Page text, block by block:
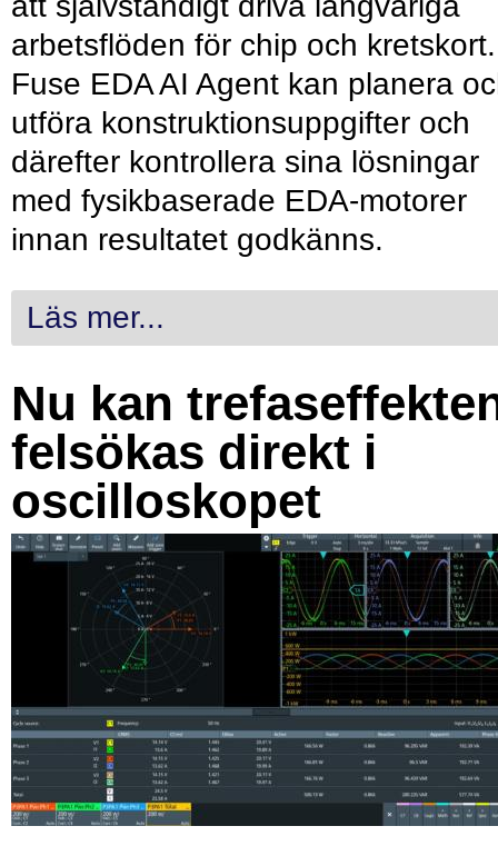
arbetsflöden för chip och kretskort.
Fuse EDA AI Agent kan planera
utföra konstruktionsuppgifter och
därefter kontrollera sina lösningar
med fysikbaserade EDA-motorer
innan resultatet godkänns.
Läs mer...
Nu kan
felsökas direkt i
oscilloskopet